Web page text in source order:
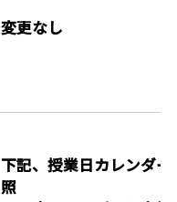
変更なし
下記、授業日カレンダー
照